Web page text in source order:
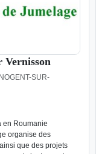
Vernisson
SUR-
en Roumanie
organise des
que des projets